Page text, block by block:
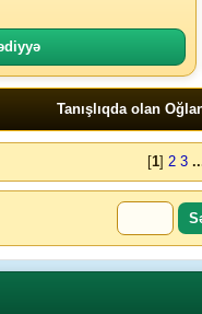
Tanışlıqda olan
[1] 2 3